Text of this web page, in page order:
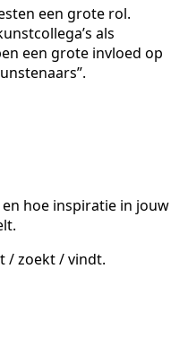
een grote rol.
als
een grote invloed op
hoe inspiratie in jouw
/ zoekt / vindt.